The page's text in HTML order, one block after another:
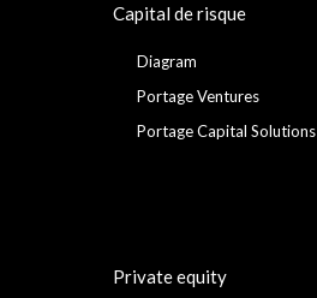
Capital de risque
Diagram
Portage Ventures
Portage Capital Solutions
Private equity